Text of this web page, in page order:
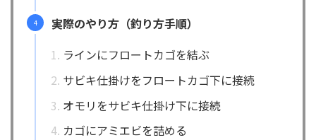
実際のやり方（釣り方手順）
ラインにフロートカゴを結ぶ
サビキ仕掛けをフロートカゴ下に接続
オモリをサビキ仕掛け下に接続
カゴにアミエビを詰める